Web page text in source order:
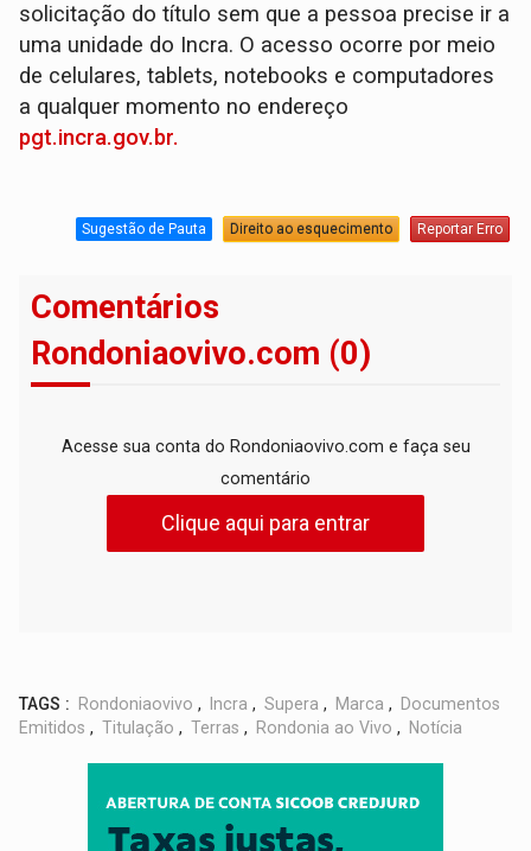
solicitação do título sem que a pessoa precise ir a
uma unidade do Incra. O acesso ocorre por meio
de celulares, tablets, notebooks e computadores
a qualquer momento no endereço
pgt.incra.gov.br.
Sugestão de Pauta Direito ao esquecimento Reportar Erro
Comentários
Rondoniaovivo.com (0)
Acesse sua conta do Rondoniaovivo.com e faça seu
comentário
Clique aqui para entrar
TAGS : Rondoniaovivo , Incra , Supera , Marca ,
Documentos
Emitidos , Titulação , Terras , Rondonia ao Vivo , Notícia